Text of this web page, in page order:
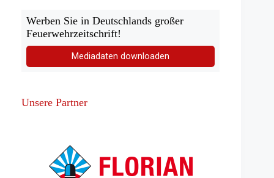
Werben Sie in Deutschlands großer
Feuerwehrzeitschrift!
Mediadaten downloaden
Unsere Partner